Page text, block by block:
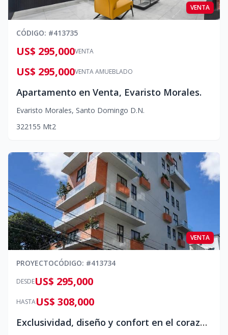
VENTA
CÓDIGO: #413735
VENTA
US$ 295,000
VENTA AMUEBLADO
US$ 295,000
Apartamento en Venta, Evaristo Morales.
Evaristo Morales, Santo Domingo D.N.
322155 Mt2
VENTA
PROYECTOCÓDIGO: #413734
DESDEUS$ 295,000
HASTAUS$ 308,000
Exclusividad, diseño y confort en el corazón de La Esmeralda, Santiago.